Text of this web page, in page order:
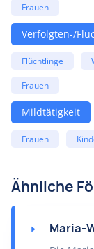
Frauen
Verfolgten-/
Flüchtlinge
Frauen
Mildtätigkeit
Frauen
Ähnliche
Maria-